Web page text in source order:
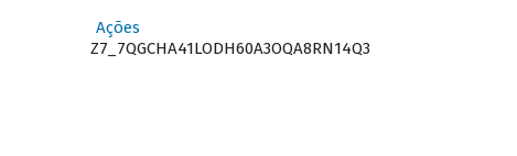
Ações
Z7_7QGCHA41LODH60A3OQA8RN14Q3